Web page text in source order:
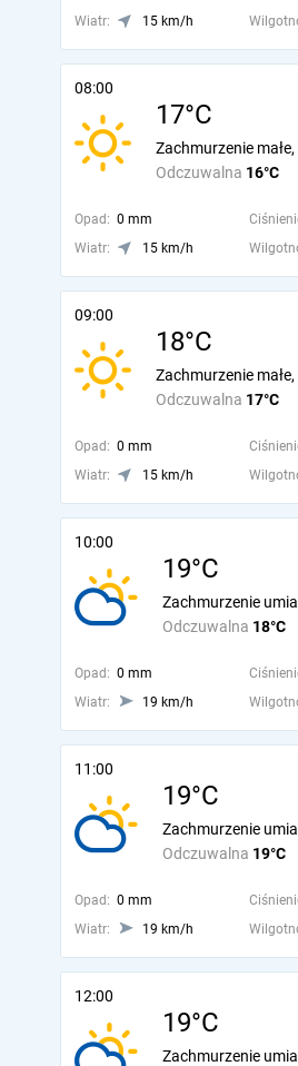
Wiatr: 15 km/h
08:00
17°C
Odczuwalna 16°C
Zachmurzenie
Opad: 0 mm
Wiatr:
15 km/h
09:00
18°C
Odczuwalna 17°C
Zachmurzenie
Opad: 0 mm
Wiatr:
15 km/h
10:00
19°C
Odczuwalna 18°C
Zachmurzenie
Opad: 0 mm
Wiatr:
19 km/h
11:00
19°C
Odczuwalna 19°C
Zachmurzenie
Opad: 0 mm
Wiatr:
19 km/h
12:00
19°C
Zachmurzenie